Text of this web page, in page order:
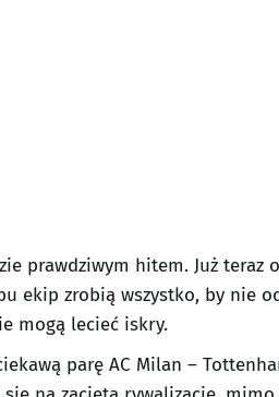
prawdziwym hitem. Już teraz
ekip zrobią wszystko, by nie
mogą lecieć iskry.
parę AC Milan –